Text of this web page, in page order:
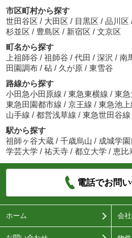
市区町村から探す
世田谷区 / 大田区 / 目黒区 / 品川区
杉並区 / 豊島区 / 新宿区 / 文京区
町名から探す
上祖師谷 / 祖師谷 / 代田 / 深沢 / 南
田園調布 / 砧 / 久が原 / 東雪谷
路線から探す
小田急小田原線 / 東急東横線 / 東急
東急田園都市線 / 京王線 / 東急池上
山手線 / 都営浅草線 / 東急世田谷線
駅から探す
祖師ヶ谷大蔵 / 千歳烏山 / 成城学
学芸大学 / 祐天寺 / 都立大学 / 恵比
電話でお問
ホーム 会